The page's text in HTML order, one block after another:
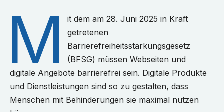
M
it dem am 28. Juni 2025 in Kraft
getretenen
Barrierefreiheitsstärkungsgesetz
(BFSG) müssen Webseiten und
digitale Angebote barrierefrei sein. Digitale Produkte
und Dienstleistungen sind so zu gestalten, dass
Menschen mit Behinderungen sie maximal nutzen